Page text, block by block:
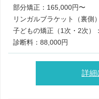
部分矯正：165,000円〜
リンガルブラケット（裏側
子どもの矯正（1次・2次）
診断料：88,000円
詳細